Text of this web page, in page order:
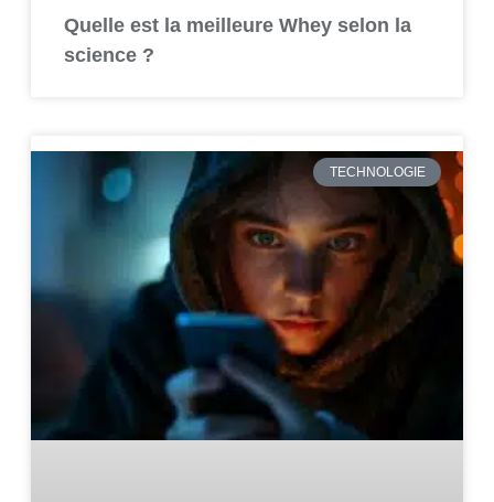
Quelle est la meilleure Whey selon la
science ?
TECHNOLOGIE